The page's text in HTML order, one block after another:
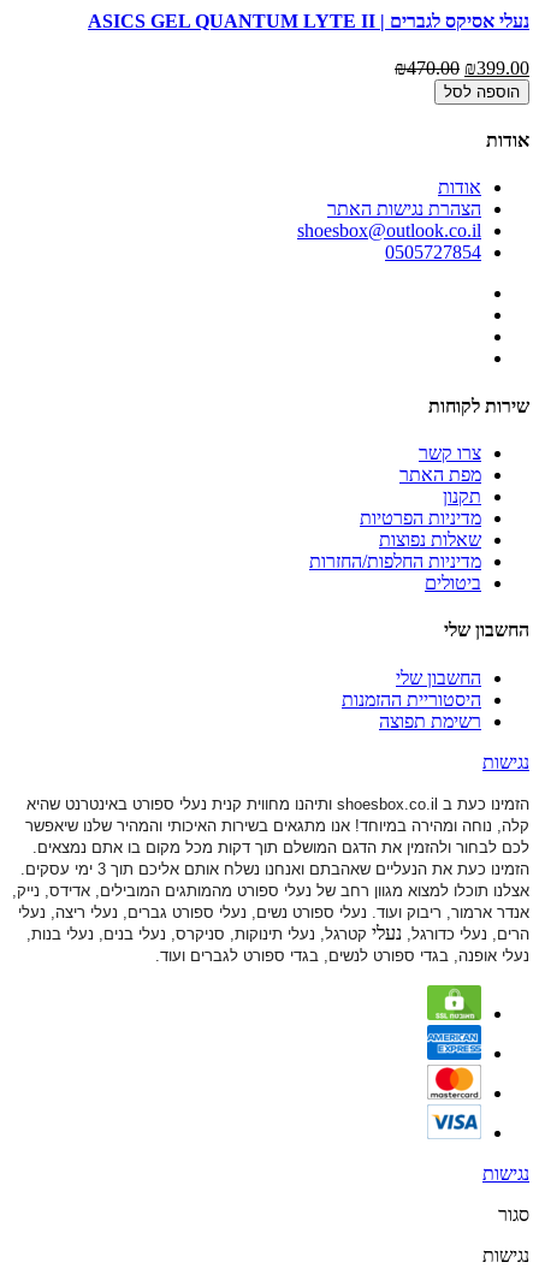
נעלי אסיקס לגברים | ASICS GEL QUANTUM LYTE II
₪399.00
₪470.00
הוספה לסל
אודות
אודות
הצהרת נגישות האתר
shoesbox@outlook.co.il
0505727854
שירות לקוחות
צרו קשר
מפת האתר
תקנון
מדיניות הפרטיות
שאלות נפוצות
מדיניות החלפות/החזרות
ביטולים
החשבון שלי
החשבון שלי
היסטוריית ההזמנות
רשימת תפוצה
נגישות
הזמינו כעת ב shoesbox.co.il ותיהנו מחווית קנית נעלי ספורט באינטרנט שהיא
קלה, נוחה ומהירה במיוחד! אנו מתגאים בשירות האיכותי והמהיר שלנו שיאפשר
לכם לבחור ולהזמין את הדגם המושלם תוך דקות מכל מקום בו אתם נמצאים.
הזמינו כעת את הנעליים שאהבתם ואנחנו נשלח אותם אליכם תוך 3 ימי עסקים.
אצלנו תוכלו למצוא מגוון רחב של נעלי ספורט מהמותגים המובילים, אדידס, נייק,
אנדר ארמור, ריבוק ועוד. נעלי ספורט נשים, נעלי ספורט גברים, נעלי ריצה, נעלי
הרים, נעלי כדורגל, נעלי קטרגל, נעלי תינוקות, סניקרס, נעלי בנים, נעלי בנות,
נעלי אופנה, בגדי ספורט לנשים, בגדי ספורט לגברים ועוד.
נגישות
סגור
נגישות